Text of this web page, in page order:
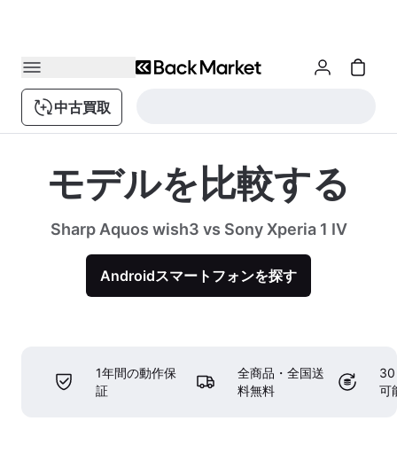
中古買取
モデルを比較する
Sharp Aquos wish3 vs Sony Xperia 1 IV
Androidスマートフォンを探す
1年間の動作保
証
全商品・全国送
料無料
30
可